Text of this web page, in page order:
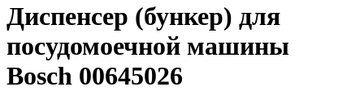
Диспенсер (бункер) для
посудомоечной машины
Bosch 00645026